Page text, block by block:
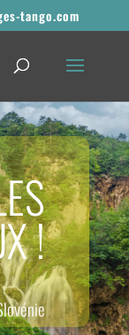
tango.com
!